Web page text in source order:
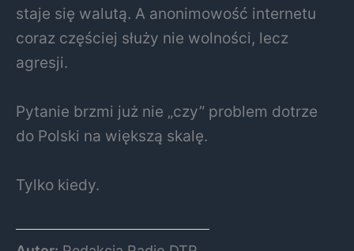
staje się walutą. A anonimowość internetu
coraz częściej służy nie wolności, lecz
agresji.
Pytanie brzmi już nie „czy” problem dotrze
do Polski na większą skalę.
Tylko kiedy.